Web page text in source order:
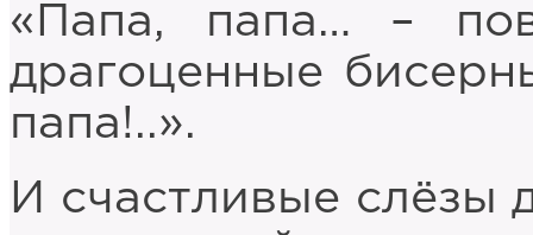
«Папа, папа… –
драгоценные
папа!..».
И счастливые слёзы